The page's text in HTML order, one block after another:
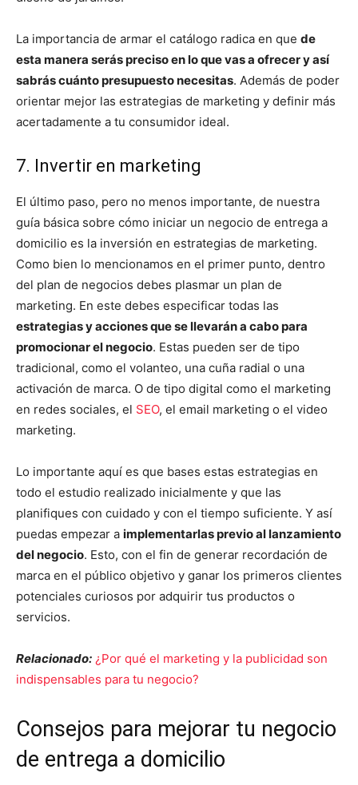
La importancia de armar el catálogo radica en que de
esta manera serás preciso en lo que vas a ofrecer y así
sabrás cuánto presupuesto necesitas. Además de poder
orientar mejor las estrategias de marketing y definir más
acertadamente a tu consumidor ideal.
7. Invertir en marketing
El último paso, pero no menos importante, de nuestra
guía básica sobre cómo iniciar un negocio de entrega a
domicilio es la inversión en estrategias de marketing.
Como bien lo mencionamos en el primer punto, dentro
del plan de negocios debes plasmar un plan de
marketing. En este debes especificar todas las
estrategias y acciones que se llevarán a cabo para
promocionar el negocio. Estas pueden ser de tipo
tradicional, como el volanteo, una cuña radial o una
activación de marca. O de tipo digital como el marketing
en redes sociales, el SEO, el email marketing o el video
marketing.
Lo importante aquí es que bases estas estrategias en
todo el estudio realizado inicialmente y que las
planifiques con cuidado y con el tiempo suficiente. Y así
puedas empezar a implementarlas previo al lanzamiento
del negocio. Esto, con el fin de generar recordación de
marca en el público objetivo y ganar los primeros clientes
potenciales curiosos por adquirir tus productos o
servicios.
Relacionado: ¿Por qué el marketing y la publicidad son
indispensables para tu negocio?
Consejos para mejorar tu negocio
de entrega a domicilio